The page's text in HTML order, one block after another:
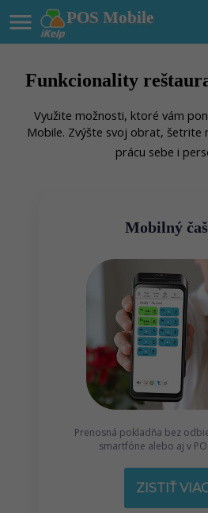
POS Mobile

Funkcionality
Využite možnosti, ktoré vám
Mobile. Zvýšte svoj obrat, šetrite
prácu sebe i
Mobilný
Prenosná pokladňa bez
smartfóne alebo aj v
ZISTIŤ